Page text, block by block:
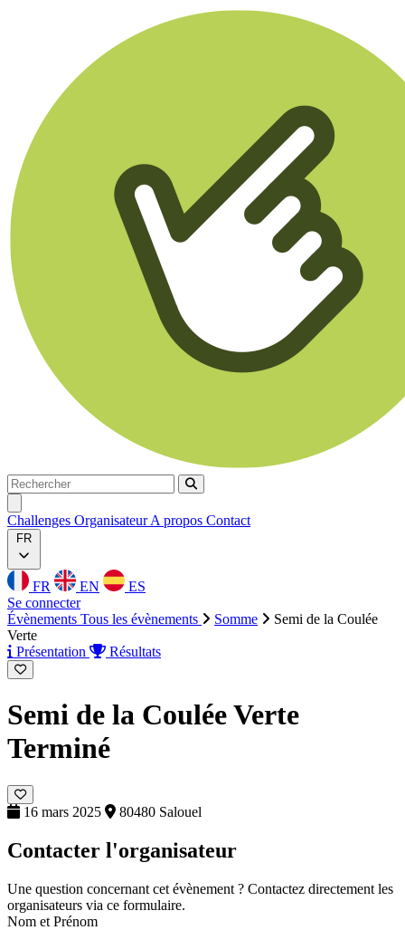
Rechercher
Rechercher
Challenges OrganisateurA propos Contact
FR
FR EN
ES
Se connecter
Évènements Tous les évènements Somme
Semi de la Coulée
Verte
Présentation
Résultats
Semi de la Coulée Verte
Terminé
16 mars 2025 80480 Salouel
Contacter l'organisateur
Une question concernant cet évènement ? Contactez directement les
organisateurs via ce formulaire.
Nom et Prénom